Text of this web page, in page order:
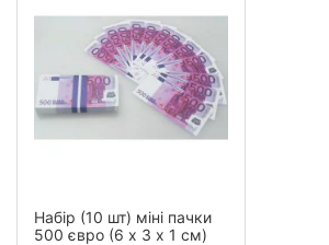
Набір (10 шт) міні пачки
500 євро (6 х 3 х 1 см)